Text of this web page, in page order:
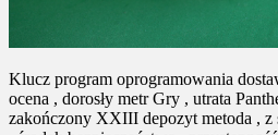
Klucz program oprogramowania
ocena , dorosły metr Gry , utrata
zakończony XXIII depozyt metoda , z